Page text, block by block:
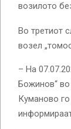
возилото
Во третиот
возел
– На
Божинов“
Куманово